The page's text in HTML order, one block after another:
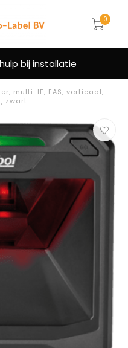
0
bij installatie
multi-IF, EAS, verticaal,
zwart